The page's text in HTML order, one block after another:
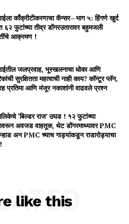
काँक्रीटीकरणाचा कॅन्सर—भाग ५: हिंगणे खुर्द
६२ फुटांच्या तीव्र डोंगरउतारावर बहुमजली
आक्रमण !
जलप्रवाह, भूस्खलनाचा धोका आणि
सुरक्षितता महत्वाची नाही काय? कॉन्टूर प्लॅन,
प्रतिमा आणि मंजूर नकाशांनी वाढवले प्रश्न
‘बिल्डर राज’ उघड ! १२ फुटांच्या
अवजड वाहतूक, थेट डोंगरमाथ्यावर PMC
अन PMC च्याच गाड्यांकडून राडारोड्याचा
like this